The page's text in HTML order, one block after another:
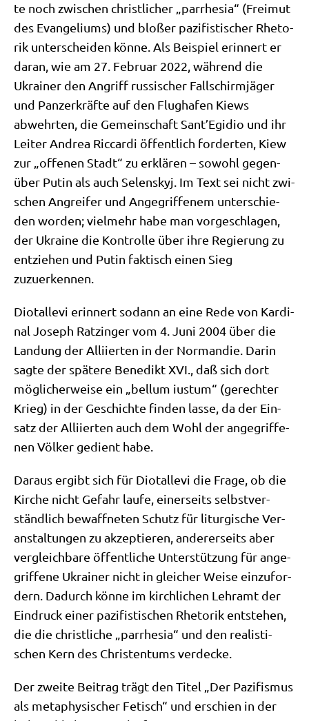
te noch zwi­schen christ­li­cher „par­r­he­sia“ (Frei­mut
des Evan­ge­li­ums) und blo­ßer pazi­fi­sti­scher Rhe­to­
rik unter­schei­den kön­ne. Als Bei­spiel erin­nert er
dar­an, wie am 27. Febru­ar 2022, wäh­rend die
Ukrai­ner den Angriff rus­si­scher Fall­schirm­jä­ger
und Pan­zer­kräf­te auf den Flug­ha­fen Kiews
abwehr­ten, die Gemein­schaft Sant’Egidio und ihr
Lei­ter Andrea Ric­car­di öffent­lich for­der­ten, Kiew
zur „offe­nen Stadt“ zu erklä­ren – sowohl gegen­
über Putin als auch Selen­skyj. Im Text sei nicht zwi­
schen Angrei­fer und Ange­grif­fe­nem unter­schie­
den wor­den; viel­mehr habe man vor­ge­schla­gen,
der Ukrai­ne die Kon­trol­le über ihre Regie­rung zu
ent­zie­hen und Putin fak­tisch einen Sieg
zuzuerkennen.
Dio­talle­vi erin­nert sodann an eine Rede von Kar­di­
nal Joseph Ratz­in­ger vom 4. Juni 2004 über die
Lan­dung der Alli­ier­ten in der Nor­man­die. Dar­in
sag­te der spä­te­re Bene­dikt XVI., daß sich dort
mög­li­cher­wei­se ein „bel­lum iustum“ (gerech­ter
Krieg) in der Geschich­te fin­den las­se, da der Ein­
satz der Alli­ier­ten auch dem Wohl der ange­grif­fe­
nen Völ­ker gedient habe.
Dar­aus ergibt sich für Dio­talle­vi die Fra­ge, ob die
Kir­che nicht Gefahr lau­fe, einer­seits selbst­ver­
ständ­lich bewaff­ne­ten Schutz für lit­ur­gi­sche Ver­
an­stal­tun­gen zu akzep­tie­ren, ande­rer­seits aber
ver­gleich­ba­re öffent­li­che Unter­stüt­zung für ange­
grif­fe­ne Ukrai­ner nicht in glei­cher Wei­se ein­zu­for­
dern. Dadurch kön­ne im kirch­li­chen Lehr­amt der
Ein­druck einer pazi­fi­sti­schen Rhe­to­rik ent­ste­hen,
die die christ­li­che „par­r­he­sia“ und den rea­li­sti­
schen Kern des Chri­sten­tums verdecke.
Der zwei­te Bei­trag trägt den Titel „Der Pazi­fis­mus
als meta­phy­si­scher Fetisch“ und erschien in der